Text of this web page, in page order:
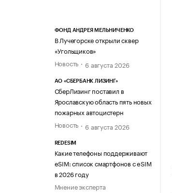
ФОНД АНДРЕЯ МЕЛЬНИЧЕНКО
В Лучегорске открыли сквер
«Угольщиков»
Новость
6 августа 2026
АО «СБЕРБАНК ЛИЗИНГ»
СберЛизинг поставил в
Ярославскую область пять новых
пожарных автоцистерн
Новость
6 августа 2026
REDESIM
Какие телефоны поддерживают
eSIM: список смартфонов с eSIM
в 2026 году
Мнение эксперта